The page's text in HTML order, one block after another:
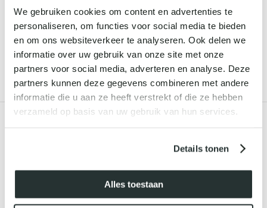
We gebruiken cookies om content en advertenties te
personaliseren, om functies voor social media te bieden
en om ons websiteverkeer te analyseren. Ook delen we
informatie over uw gebruik van onze site met onze
partners voor social media, adverteren en analyse. Deze
partners kunnen deze gegevens combineren met andere
informatie die u aan ze heeft verstrekt of die ze hebben
verzameld op basis van uw gebruik van hun services.
Details tonen
Alles toestaan
ONZE KLANTEN VERTELLEN